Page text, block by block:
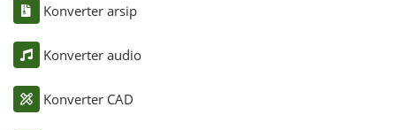
Konverter arsip
Konverter audio
Konverter CAD